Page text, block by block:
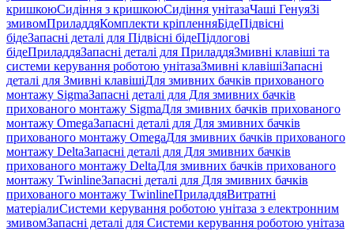
кришкоюСидіння з кришкоюСидіння унітазаЧаші ГенуяЗі
змивомПриладдяКомплекти кріпленняБідеПідвісні
бідеЗапасні деталі для Підвісні бідеПідлогові
бідеПриладдяЗапасні деталі для ПриладдяЗмивні клавіші та
системи керування роботою унітазаЗмивні клавішіЗапасні
деталі для Змивні клавішіДля змивних бачків прихованого
монтажу SigmaЗапасні деталі для Для змивних бачків
прихованого монтажу SigmaДля змивних бачків прихованого
монтажу OmegaЗапасні деталі для Для змивних бачків
прихованого монтажу OmegaДля змивних бачків прихованого
монтажу DeltaЗапасні деталі для Для змивних бачків
прихованого монтажу DeltaДля змивних бачків прихованого
монтажу TwinlineЗапасні деталі для Для змивних бачків
прихованого монтажу TwinlineПриладдяВитратні
матеріалиСистеми керування роботою унітаза з електронним
змивомЗапасні деталі для Системи керування роботою унітаза